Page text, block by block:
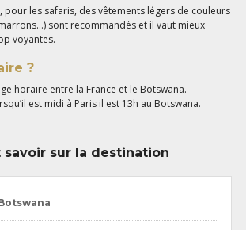
pour les safaris, des vêtements légers de couleurs
sont recommandés et il vaut mieux
voyantes.
?
horaire entre la France et le Botswana.
est midi à Paris il est 13h au Botswana.
savoir sur la destination